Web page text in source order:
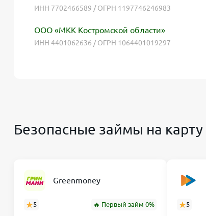
ИНН 7702466589 / ОГРН 1197746246983
ООО «МКК Костромской области»
ИНН 4401062636 / ОГРН 1064401019297
Безопасные займы на карту
Greenmoney
5 🔥 Первый займ 0% 5